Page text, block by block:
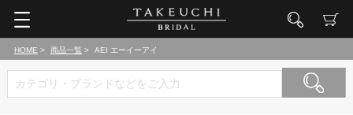
HOME 商品一覧 AEI エーイーアイ